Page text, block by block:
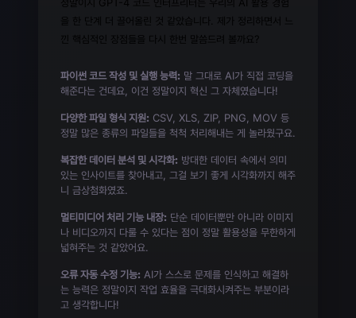
을 한 단계 더 끌어올린 것 같았습니다. 제가 정리하면서 느
낀 핵심적인 장점들을 다시 한번 말씀드려 볼까요?
파이썬 코드 작성 및 실행 능력: 말 그대로 AI가 직접 코딩을
해준다는 건데요, 이건 정말이지 혁신 그 자체였습니다!
다양한 파일 형식 지원: CSV, XLS, ZIP, PNG, MOV 등
정말 많은 종류의 파일들을 척척 처리해내는 게 놀라웠구요.
복잡한 데이터 분석 및 시각화: 방대한 데이터 속에서 의미
있는 인사이트를 찾아내고, 그걸 보기 좋게 시각화까지 해주
니 금상첨화였죠.
멀티미디어 처리 기능 내장: 단순 데이터뿐만 아니라 이미지
나 비디오까지 다룰 수 있다는 점이 정말 활용성을 무한하게
넓혀주는 것 같았어요.
오류 자동 수정 기능: AI가 스스로 문제를 인식하고 해결하
는 능력은 정말이지 작업 효율을 극대화시켜주는 부분이라
고 생각합니다!